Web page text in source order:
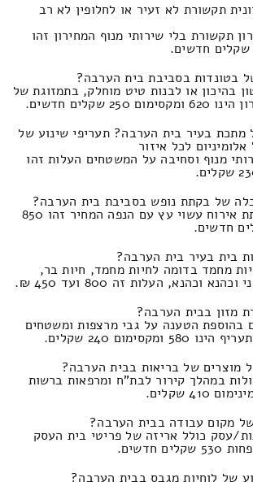
תקשורת לא זעיר או לחלופין לא רב
תקשורת בלי שירותי מנוף המחירון זהו
בטונדות בסביבת בית הערבה?
בהיכון או לבנות טיט מוחלק, בתמזוגת של
שקלים חדשים.
בעיר בית הערבה? תעריפי שינוע של
לכל איזור
מנוף וסחיבה על המשטחים העלות זהו
של בקתת נופש בסביבת בית הערבה?
מחיר שינוע של בקתת אירוח עשוי עץ עם הנפה המחיר זהו 850
בית בעיר בית הערבה?
מחמד בדומה לחיות מחמד, חיות בר,
וכהנא, העלות זה 800 ועד 450 ₪.
מזון בבית הערבה?
בהוספת הטענה על גבי מרצפות ומשטחים
240 שקלים.
מוצרים של בריאות בבית הערבה?
במהלך קירור לבת"ח ומרפאות ברשות
שקלים.
מקום עבודה בבית הערבה?
עסק כולל אריזה של פריטי בית העסק
חדשים.
של לוחיות מגבס בבית הערבה?